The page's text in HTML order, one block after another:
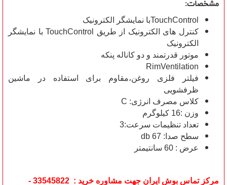
مشخصات:
TouchControlبا نمایشگر الکترونیک
کنترل های الکترونیک از طریق TouchControl با نمایشگر
الکترونیک
موتور قدرتمند و دو کاناله پنکه
RimVentilation
فیلتر فلزی روغن،مقاوم برای استفاده در ماشین
ظرفشویی
کلاس مصرف انرژی: C
وزن :16 کیلوگرم
تعداد تنظیمات سرعت:3
سطح صدا: 67 db
عرض : 60 سانتیمتر
مرکز تماس بوش ایران جهت مشاوره خرید : 33545822 -